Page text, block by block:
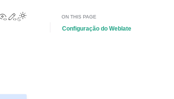
View this page
Edit this page
Toggle Light / Dark / Auto color theme
ON THIS PAGE
Configuração do Weblate